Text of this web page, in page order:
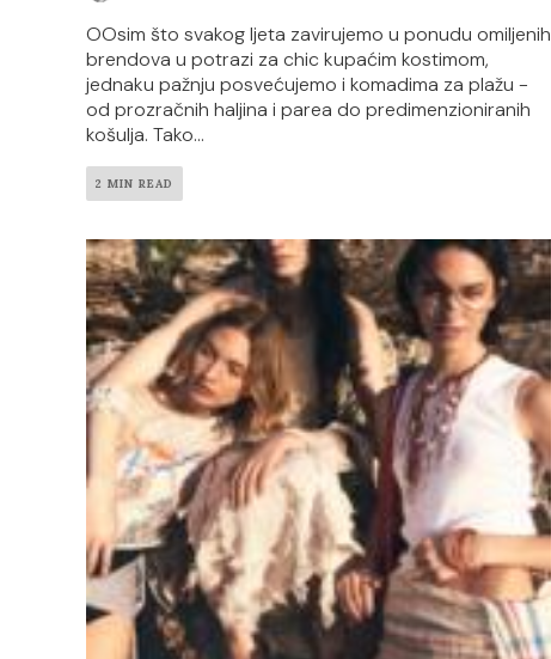
OOsim što svakog ljeta zavirujemo u ponudu omiljenih
brendova u potrazi za chic kupaćim kostimom,
jednaku pažnju posvećujemo i komadima za plažu -
od prozračnih haljina i parea do predimenzioniranih
košulja. Tako...
2 MIN READ